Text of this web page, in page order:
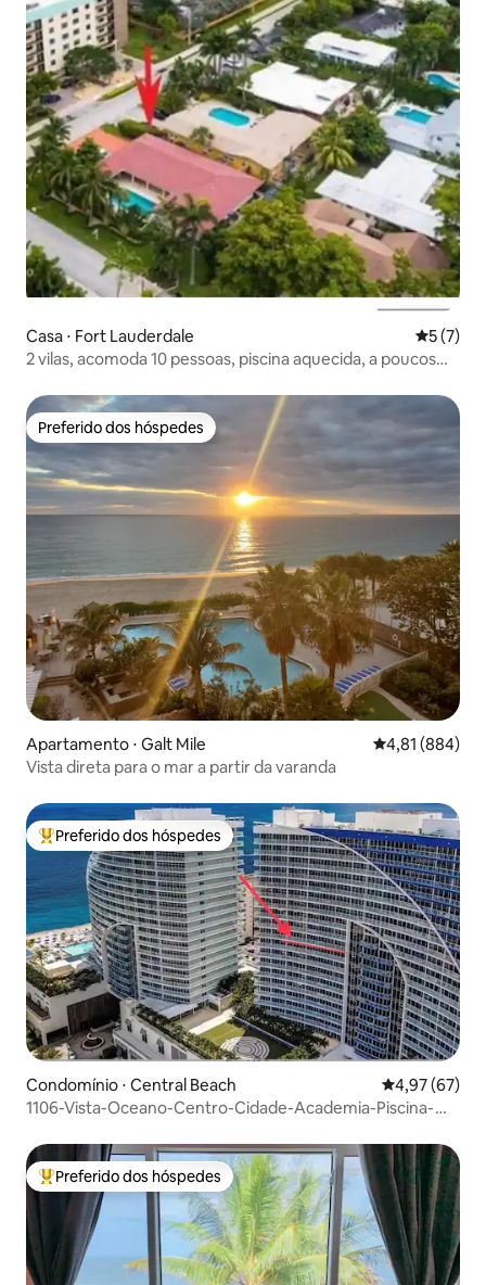
Casa ⋅ Fort Lauderdale 5 de
5 (7)
2 vilas, acomoda 10 pessoas, piscina aquecida, a poucos
Preferido dos hóspedes
Preferido dos hóspedes
Apartamento ⋅ Galt Mile 4,81 de uma
4,81 (884)
Vista direta para o mar a partir da varanda
Entre os melhores preferidos dos hóspedes
Preferido dos hóspedes
Condomínio ⋅ Central Beach 4,97 de uma
4,97 (67)
1106-Vista-Oceano-Centro-Cidade-Academia-Piscina-
Entre os melhores preferidos dos hóspedes
Preferido dos hóspedes